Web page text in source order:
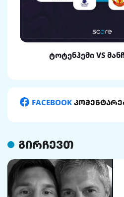
ტოტენჰემი VS
FACEBOOK
გირჩევთ